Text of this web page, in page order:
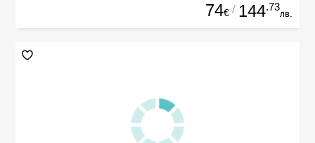
74€ / 144.73
лв.